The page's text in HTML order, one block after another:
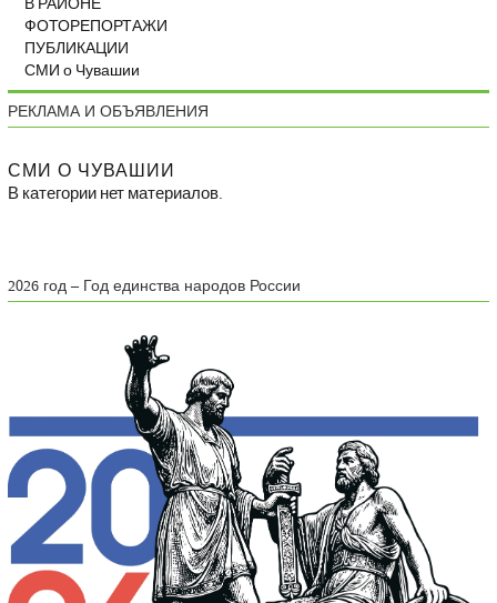
В РАЙОНЕ
ФОТОРЕПОРТАЖИ
ПУБЛИКАЦИИ
СМИ о Чувашии
РЕКЛАМА И ОБЪЯВЛЕНИЯ
СМИ О ЧУВАШИИ
В категории нет материалов.
2026 год – Год единства народов России